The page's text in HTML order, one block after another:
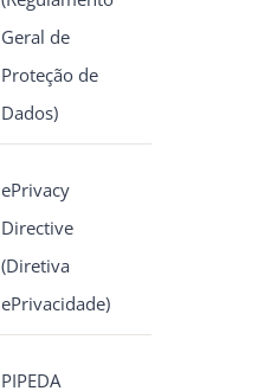
Geral de
Proteção de
Dados)
ePrivacy
Directive
(Diretiva
ePrivacidade)
PIPEDA